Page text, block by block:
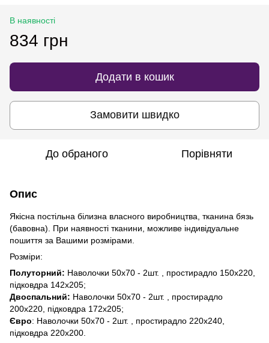
В наявності
834 грн
Додати в кошик
Замовити швидко
До обраного Порівняти
Опис
Якісна постільна білизна власного виробництва, тканина бязь
(бавовна). При наявності тканини, можливе індивідуальне
пошиття за Вашими розмірами.
Розміри:
Полуторний: Наволочки 50х70 - 2шт. , простирадло 150х220,
підковдра 142х205;
Двоспальний: Наволочки 50х70 - 2шт. , простирадло
200х220, підковдра 172х205;
Євро: Наволочки 50х70 - 2шт. , простирадло 220х240,
підковдра 220х200.